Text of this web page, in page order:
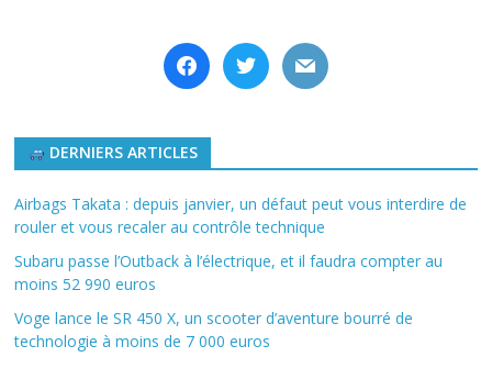
facebooktwitter mail
DERNIERS ARTICLES
Airbags Takata : depuis janvier, un défaut peut vous interdire de
rouler et vous recaler au contrôle technique
Subaru passe l’Outback à l’électrique, et il faudra compter au
moins 52 990 euros
Voge lance le SR 450 X, un scooter d’aventure bourré de
technologie à moins de 7 000 euros